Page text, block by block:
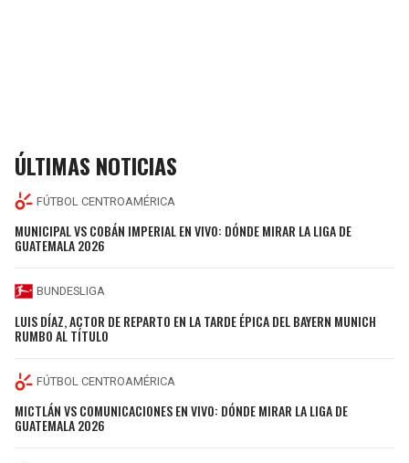
ÚLTIMAS NOTICIAS
FÚTBOL CENTROAMÉRICA
MUNICIPAL VS COBÁN IMPERIAL EN VIVO: DÓNDE MIRAR LA LIGA DE
GUATEMALA 2026
BUNDESLIGA
LUIS DÍAZ, ACTOR DE REPARTO EN LA TARDE ÉPICA DEL BAYERN MUNICH
RUMBO AL TÍTULO
FÚTBOL CENTROAMÉRICA
MICTLÁN VS COMUNICACIONES EN VIVO: DÓNDE MIRAR LA LIGA DE
GUATEMALA 2026